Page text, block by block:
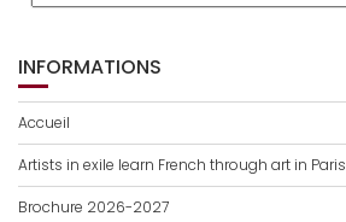
INFORMATIONS
Accueil
Artists in exile learn French through art in Paris
Brochure 2026-2027